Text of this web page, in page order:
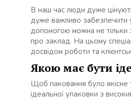
В наш час люди дуже
дуже важливо забезпечити
допомогою можна не тільки
про заклад. На цьому
досвідом роботи та
Якою має бути
Щоб паковання було якісне
ідеальної упаковки з